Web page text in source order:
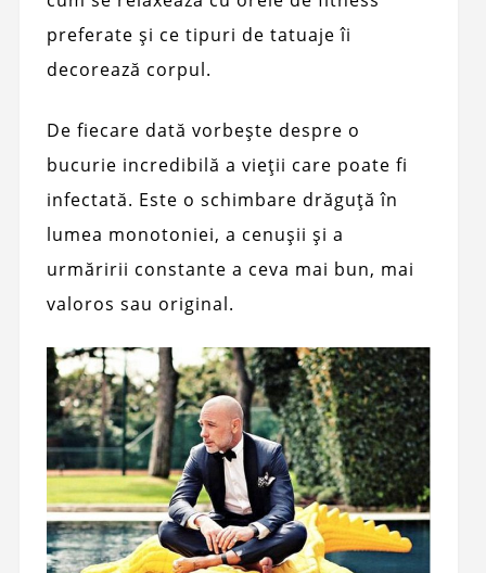
preferate și ce tipuri de tatuaje îi
decorează corpul.
De fiecare dată vorbește despre o
bucurie incredibilă a vieții care poate fi
infectată. Este o schimbare drăguță în
lumea monotoniei, a cenușii și a
urmăririi constante a ceva mai bun, mai
valoros sau original.